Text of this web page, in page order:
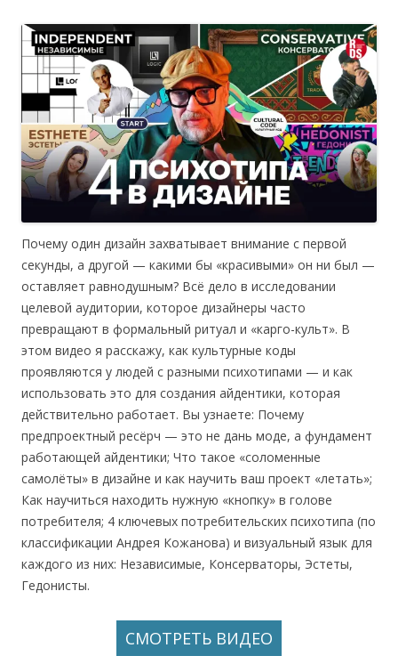
Почему один дизайн захватывает внимание с первой
секунды, а другой — какими бы «красивыми» он ни был —
оставляет равнодушным? Всё дело в исследовании
целевой аудитории, которое дизайнеры часто
превращают в формальный ритуал и «карго-культ». В
этом видео я расскажу, как культурные коды
проявляются у людей с разными психотипами — и как
использовать это для создания айдентики, которая
действительно работает. Вы узнаете: Почему
предпроектный ресёрч — это не дань моде, а фундамент
работающей айдентики; Что такое «соломенные
самолёты» в дизайне и как научить ваш проект «летать»;
Как научиться находить нужную «кнопку» в голове
потребителя; 4 ключевых потребительских психотипа (по
классификации Андрея Кожанова) и визуальный язык для
каждого из них: Независимые, Консерваторы, Эстеты,
Гедонисты.
СМОТРЕТЬ ВИДЕО